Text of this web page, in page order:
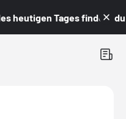
heutigen Tages findest du